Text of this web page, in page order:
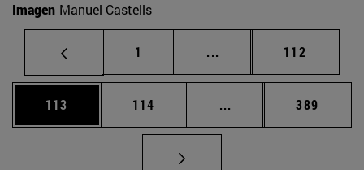
Imagen Manuel Castells
Página
1 ... Páginas intermedias
Página
112
Página
113 Página
114 ... Páginas intermedias
Página
389